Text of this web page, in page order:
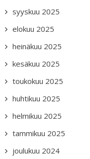
syyskuu 2025
elokuu 2025
heinäkuu 2025
kesäkuu 2025
toukokuu 2025
huhtikuu 2025
helmikuu 2025
tammikuu 2025
joulukuu 2024